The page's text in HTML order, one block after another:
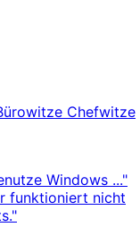
Chefwitze
Windows ..."
funktioniert nicht